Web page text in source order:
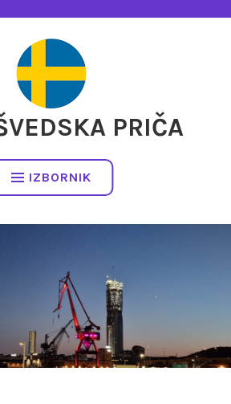
PRIČA
IZBORNIK